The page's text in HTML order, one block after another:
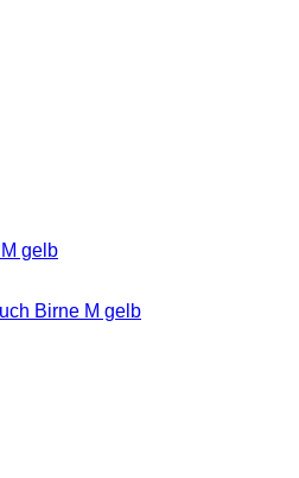
Birne M gelb